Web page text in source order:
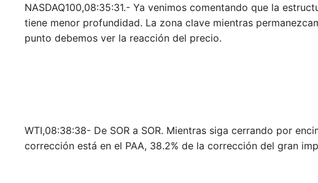
NASDAQ100,08:35:31.- Ya venimos comentando que la
tiene menor profundidad. La zona clave mientras
punto debemos ver la reacción del precio.
WTI,08:38:38- De SOR a SOR. Mientras siga cerrando por
corrección está en el PAA, 38.2% de la corrección del gran